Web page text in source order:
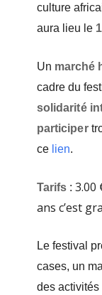
culture
aura lieu le
Un marché
cadre du
solidarité
participer
ce lien.
Tarifs : 3.00
ans c’est
Le festival
cases, un
des